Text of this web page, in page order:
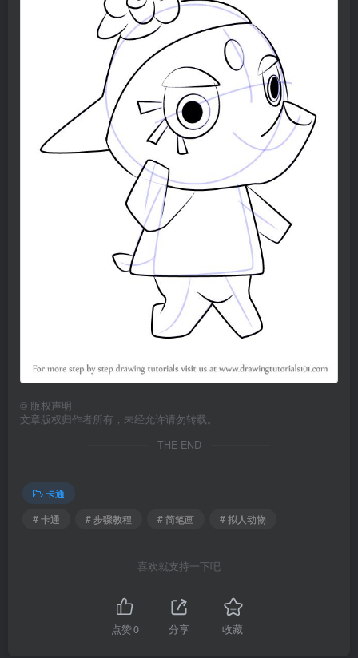
© 版权声明
文章版权归作者所有，未经允许请勿转载。
THE END
卡通
# 卡通
# 步骤教程 # 简笔画 # 拟人动物
喜欢就支持一下吧
点赞0 分享 收藏